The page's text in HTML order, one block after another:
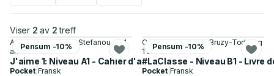
Viser 2 av 2 treff
Pensum -10%
Adrien Payet, Maria Stefanou og 1
annen
J'aime 1: Niveau A1 - Cahier d'activites
Pocket| Fransk
Pensum -10%
Cedric Vial, Sophie Bruzy-Todd og
1 annen
#LaClasse - Niveau B1 - Livre
Pocket| Fransk